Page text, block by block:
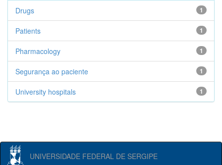
1
Drugs
1
Patients
1
Pharmacology
1
Segurança ao paciente
1
University hospitals
UNIVERSIDADE FEDERAL DE SERGIPE